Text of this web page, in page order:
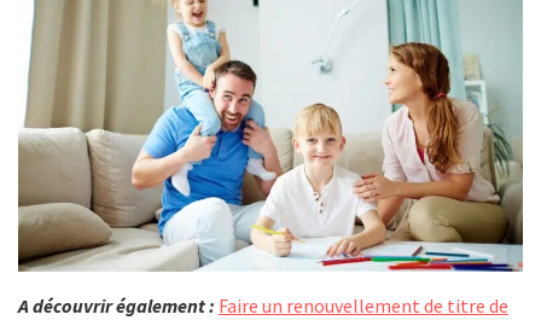
A découvrir également : Faire un renouvellement de titre de